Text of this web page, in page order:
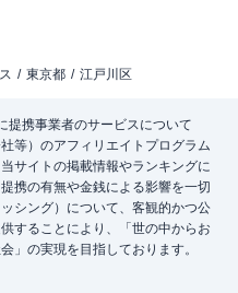
東京都 江戸川区
提携事業者のサービスについて
等）のアフィリエイトプログラム
サイトの掲載情報やランキングに
携の有無や金銭による影響を一切
シング）について、客観的かつ公
することにより、「世の中からお
」の実現を目指しております。